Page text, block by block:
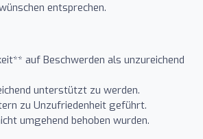
entsprechen.
auf Beschwerden als unzureichend
unterstützt zu werden.
zu Unzufriedenheit geführt.
umgehend behoben wurden.